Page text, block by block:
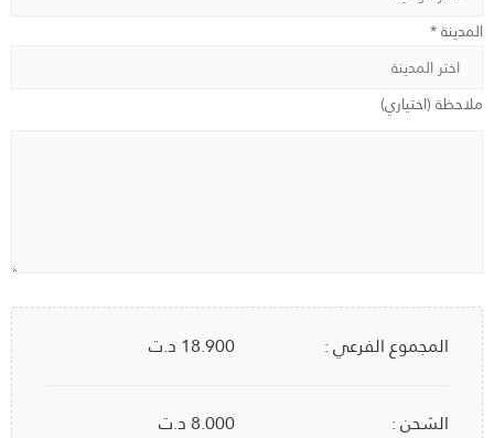
المدينة *
ملاحظة (اختياري)
المجموع الفرعي : 18.900 د.ت
الشحن : 8.000 د.ت